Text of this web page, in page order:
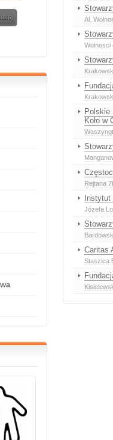
Al.
Wolnosci
Polskie
Koło w
Rejtana
Józefa
Caritas
Staszica